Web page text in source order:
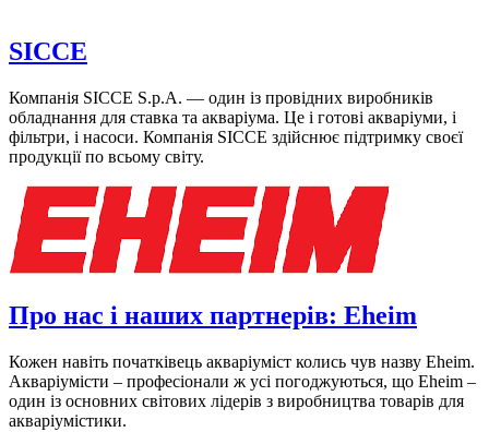
SICCE
Компанія SICCE S.p.A. — один із провідних виробників
обладнання для ставка та акваріума. Це і готові акваріуми, і
фільтри, і насоси. Компанія SICCE здійснює підтримку своєї
продукції по всьому світу.
Про нас і наших партнерів: Eheim
Кожен навіть початківець акваріуміст колись чув назву Eheim.
Акваріумісти – професіонали ж усі погоджуються, що Eheim –
один із основних світових лідерів з виробництва товарів для
акваріумістики.